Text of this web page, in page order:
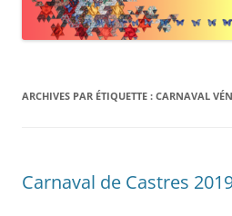
ARCHIVES PAR ÉTIQUETTE : CARNAVAL
Carnaval de Castres